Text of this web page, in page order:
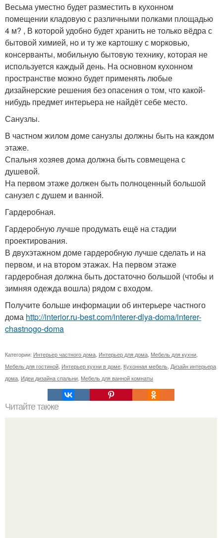
Весьма уместно будет разместить в кухонном
помещении кладовую с различными полками площадью
4 м? , В которой удобно будет хранить не только вёдра с
бытовой химией, но и ту же картошку с морковью,
консерванты, мобильную бытовую технику, которая не
используется каждый день. На основном кухонном
пространстве можно будет применять любые
дизайнерские решения без опасения о том, что какой-
нибудь предмет интерьера не найдёт себе место.
Санузлы.
В частном жилом доме санузлы должны быть на каждом
этаже.
Спальня хозяев дома должна быть совмещена с
душевой.
На первом этаже должен быть полноценный большой
санузел с душем и ванной.
Гардеробная.
Гардеробную лучше продумать ещё на стадии
проектирования.
В двухэтажном доме гардеробную лучше сделать и на
первом, и на втором этажах. На первом этаже
гардеробная должна быть достаточно большой (чтобы и
зимняя одежда вошла) рядом с входом.
Получите больше информации об интерьере частного
дома http://interior.ru-best.com/interer-dlya-doma/interer-
chastnogo-doma
Категории: Интерьер частного дома Интерьер для дома Мебель для кухни
Мебель для гостиной Интерьер кухни в доме Кухонная мебель Дизайн интерьера
дома Идеи дизайна спальни Мебель для ванной комнаты
Читайте также